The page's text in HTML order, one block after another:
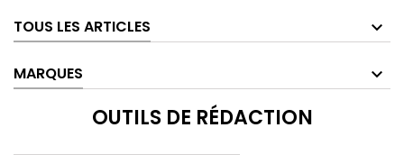
TOUS LES ARTICLES
MARQUES
OUTILS DE RÉDACTION